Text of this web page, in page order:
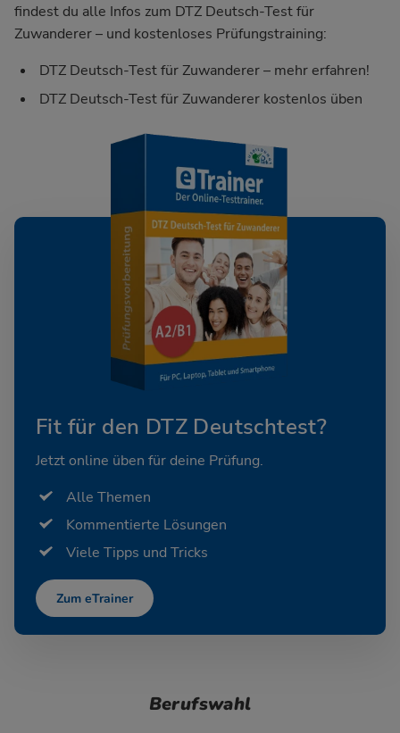
findest du alle Infos zum DTZ Deutsch-Test für
Zuwanderer – und kostenloses Prüfungstraining:
DTZ Deutsch-Test für Zuwanderer – mehr erfahren!
DTZ Deutsch-Test für Zuwanderer kostenlos üben
Fit für den DTZ Deutschtest?
Jetzt online üben für deine Prüfung.
Alle Themen
Kommentierte Lösungen
Viele Tipps und Tricks
Zum eTrainer
Berufswahl